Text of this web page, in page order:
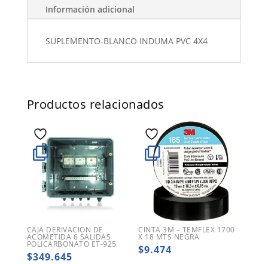
Información adicional
SUPLEMENTO-BLANCO INDUMA PVC 4X4
Productos relacionados
CAJA DERIVACION DE
ACOMETIDA 6 SALIDAS
POLICARBONATO ET-925
$349.645
CINTA 3M – TEMFLEX 1700
X 18 MTS NEGRA
$9.474